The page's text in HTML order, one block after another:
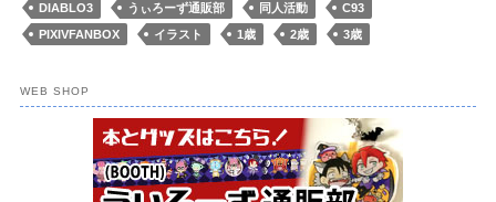
DIABLO3
うぃろーず通販部 同人活動
C93
PIXIVFANBOX
イラスト 1歳 2歳 3歳
WEB SHOP